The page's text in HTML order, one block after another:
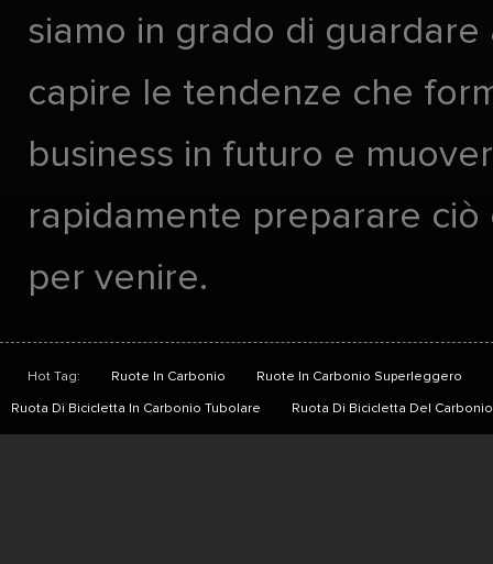
siamo in grado di guardare
capire le tendenze che
business in futuro e
rapidamente preparare ciò
per venire.
Hot Tag: Ruote In Carbonio Ruote In Carbonio Superleggero
Ruota Di Bicicletta In Carbonio Tubolare Ruota Di Bicicletta Del